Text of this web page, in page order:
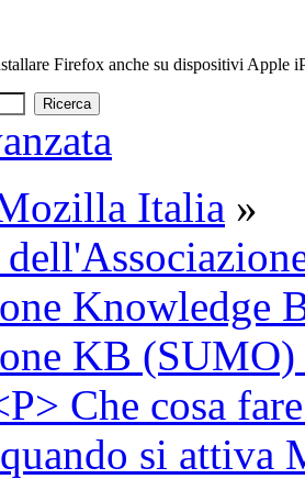
Firefox anche su dispositivi Apple
Italia »
Knowledge
KB
Che cosa
si attiva